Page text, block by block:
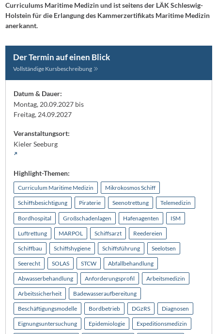
Curriculums Maritime Medizin und ist seitens der LÄK Schleswig-
Holstein für die Erlangung des Kammerzertifikats Maritime Medizin
anerkannt.
Der Termin auf einen Blick
Vollständige Kursbeschreibung
Datum & Dauer:
Montag, 20.09.2027 bis
Freitag, 24.09.2027
Veranstaltungsort:
Kieler Seeburg
Highlight-Themen:
Curriculum Maritime Medizin Mikrokosmos Schiff
Schiffsbesichtigung Piraterie Seenotrettung Telemedizin
Bordhospital Großschadenlagen Hafenagenten ISM
Luftrettung MARPOL Schiffsarzt Reedereien
Schiffbau Schiffshygiene Schiffsführung Seelotsen
Seerecht SOLAS STCW Abfallbehandlung
Abwasserbehandlung Anforderungsprofil Arbeitsmedizin
Arbeitssicherheit Badewasseraufbereitung
Beschäftigungsmodelle Bordbetrieb DGzRS Diagnosen
Eignungsuntersuchung Epidemiologie Expeditionsmedizin